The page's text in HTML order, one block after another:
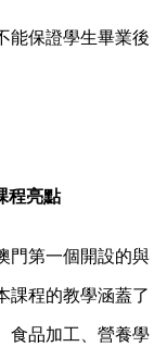
能保證學生畢業後
程亮點
門第一個開設的與
課程的教學涵蓋了
食品加工、營養學